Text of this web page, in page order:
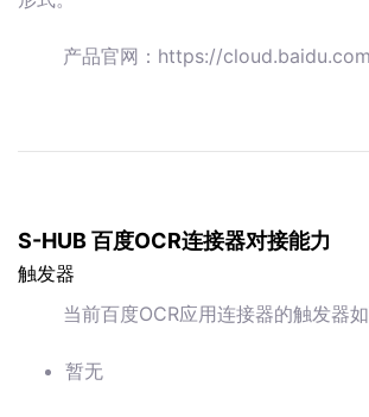
产品官网：https://
S-HUB 百度OCR连接器对接能力
触发器
当前百度OCR应用连接器的触发器如
暂无